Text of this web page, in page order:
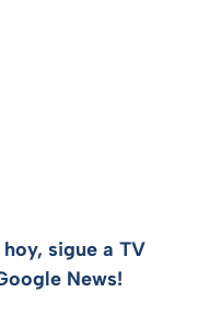
sigue a TV
News!